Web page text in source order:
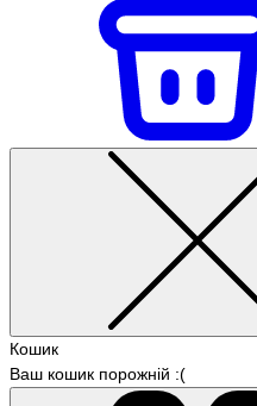
Кошик
Ваш кошик порожній :(